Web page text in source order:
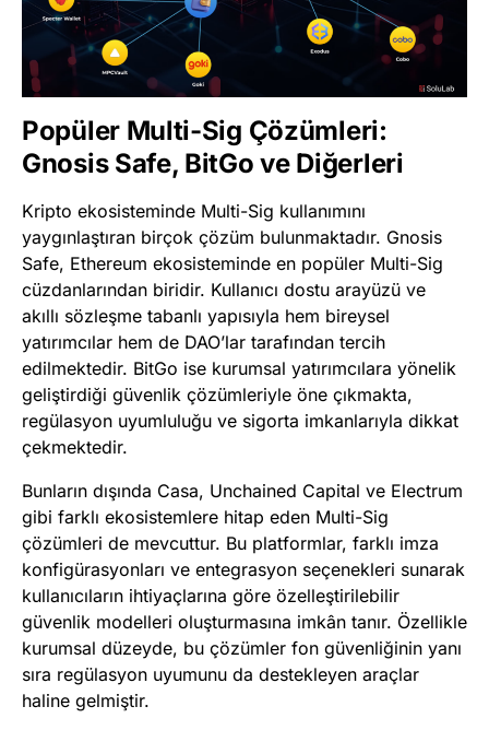
Popüler Multi-Sig Çözümleri:
Gnosis Safe, BitGo ve Diğerleri
Kripto ekosisteminde Multi-Sig kullanımını
yaygınlaştıran birçok çözüm bulunmaktadır. Gnosis
Safe, Ethereum ekosisteminde en popüler Multi-Sig
cüzdanlarından biridir. Kullanıcı dostu arayüzü ve
akıllı sözleşme tabanlı yapısıyla hem bireysel
yatırımcılar hem de DAO’lar tarafından tercih
edilmektedir. BitGo ise kurumsal yatırımcılara yönelik
geliştirdiği güvenlik çözümleriyle öne çıkmakta,
regülasyon uyumluluğu ve sigorta imkanlarıyla dikkat
çekmektedir.
Bunların dışında Casa, Unchained Capital ve Electrum
gibi farklı ekosistemlere hitap eden Multi-Sig
çözümleri de mevcuttur. Bu platformlar, farklı imza
konfigürasyonları ve entegrasyon seçenekleri sunarak
kullanıcıların ihtiyaçlarına göre özelleştirilebilir
güvenlik modelleri oluşturmasına imkân tanır. Özellikle
kurumsal düzeyde, bu çözümler fon güvenliğinin yanı
sıra regülasyon uyumunu da destekleyen araçlar
haline gelmiştir.